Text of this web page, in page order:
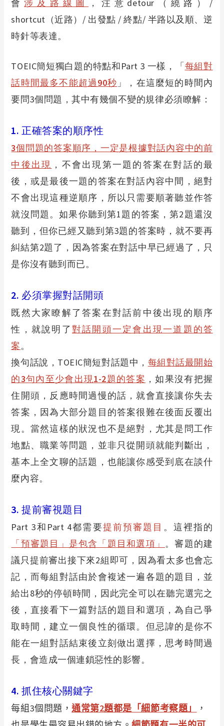
會涉及路線圖
，注意detour（繞路）/
shortcut（近路）/ 出發點 / 終點/ 半路以及順、逆
時針等表達。
TOEIC簡短獨白題的特點和Part 3 一樣， 「每組對
話時間最多不能超過90秒 」，在這麼短的時間內
要問3個問題，其中有幾個不變的規律必須瞭解：
1. 正確答案的順序性
3個問題的答案順序，一定是根據對話內容中的前
中後出現 ，不會出現第一題的答案在對話的最
後，或是最後一題的答案在對話內容中間，絕對
不會出現這種逆順序，所以只需要順著聽並作答
就沒問題。如果你聽到第1題的答案，第2題還沒
聽到，但你已經又聽到第3題的答案時，就不要再
糾結第2題了，因為答案在對話中早已經過了，只
是你沒有聽到而已。
2. 必須掌握對話開頭
既然大家瞭解了答案在對話前中後出現的順序
性，就說明了對話開頭一定會出現一道題的答
案。
換句話說，TOEIC簡短對話題中， 每組對話最開始
的3句內至少會出現1-2題的答案 ，如果沒有把握
住開頭，反應時間過慢的話，就會直接讓你失去
答案，因為大部分題目的答案很難在後面反覆出
現。當然這樣的狀況也不是絕對，尤其是問工作
地點、職業等問題，並非只從開頭就能判斷出，
基本上全文聊的話題，也能讓你感受到底在談什
麼內容。
3.提前審視題目
Part 3和Part 4都需要提前預審題目 。這裡指的
「預審題目」是包含「題目和選項」 。審題的建
議只提前審出接下來2組即可，因為看太多也會忘
記，而每組對話由於會複述一遍各題的題目，並
給出8秒的停頓時間，因此完全可以在聽完選完之
後，直接看下一篇對話的題目和選項，為自己爭
取時間，建立一個良性的循環。但忌諱的是你不
能在一組對話結束後立刻做出選擇，思考時間過
長，會造成一個連鎖惡性的影響。
4.抓住核心關鍵字
每組3個問題，通常第2題都是「細節考察題」
，